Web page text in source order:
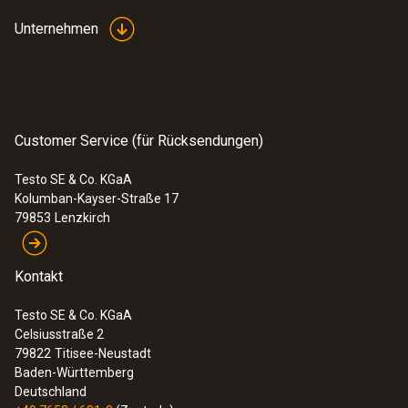
Sichere Hochtemperatur-
Messung
Wärmebildkameramodelle von Testo
sogar bis 1200 °C
Ideal einsetzbar in der industriellen
Thermografieren von großen Öfen und
Maschinen auf einem Infrarotbild – z.B.
Drehrohröfen in der Zementherstellung
Unternehmen
Customer Service (für Rücksendungen)
Testo SE & Co. KGaA
Kolumban-Kayser-Straße 17
79853 Lenzkirch
Kontakt
Testo SE & Co. KGaA
Celsiusstraße 2
79822 Titisee-Neustadt
Baden-Württemberg
Deutschland